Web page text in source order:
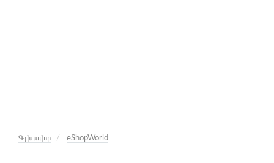
Գլխավոր eShopWorld